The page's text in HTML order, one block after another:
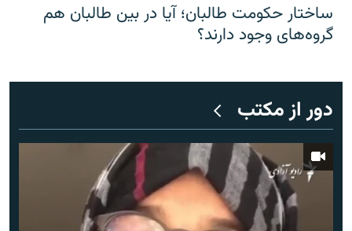
ساختار حکومت طالبان؛ آیا در بین طالبان هم
گروه‌های وجود دارند؟
دور از مکتب